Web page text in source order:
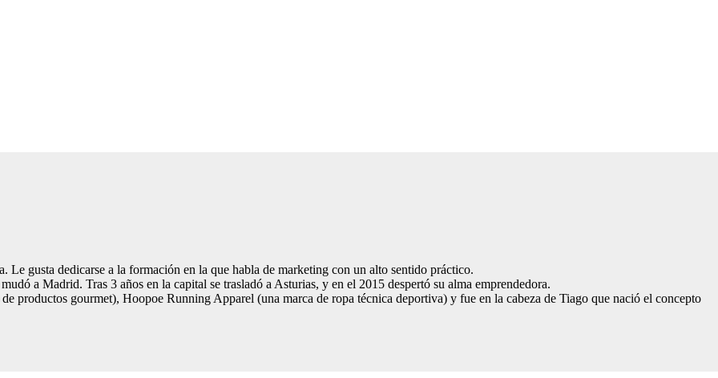
gusta dedicarse a la formación en la que habla de marketing con un alto sentido práctico.
a Madrid. Tras 3 años en la capital se trasladó a Asturias, y en el 2015 despertó su alma emprendedora.
productos gourmet), Hoopoe Running Apparel (una marca de ropa técnica deportiva) y fue en la cabeza de Tiago que nació el concepto